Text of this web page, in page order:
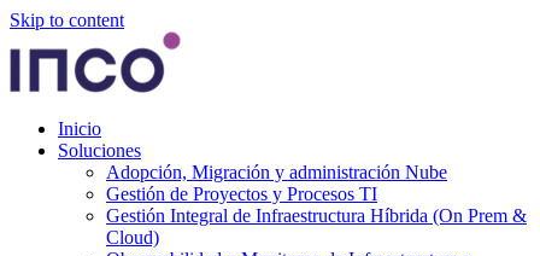
Skip to content
Inicio
Soluciones
Adopción, Migración y administración Nube
Gestión de Proyectos y Procesos TI
Gestión Integral de Infraestructura Híbrida (On Prem &
Cloud)